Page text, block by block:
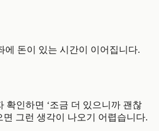
에 돈이 있는 시간이 이어집니다.
확인하면 ‘조금 더 있으니까 괜찮
그런 생각이 나오기 어렵습니다.